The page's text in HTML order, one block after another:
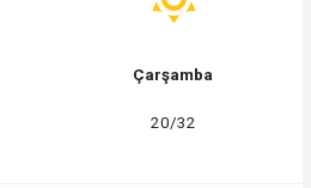
Çarşamba
20/32